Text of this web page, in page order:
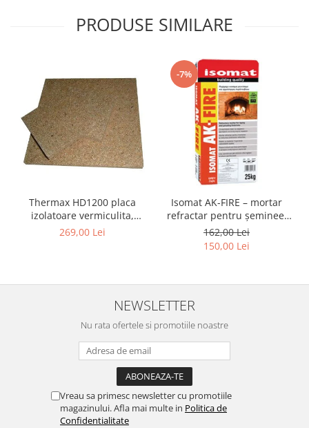
PRODUSE SIMILARE
Thermax HD1200 placa
izolatoare vermiculita,
pentru focare, 500X610X30
269,00 Lei
-7%
Isomat AK-FIRE – mortar
refractar pentru șeminee,
grătare și cuptoare – sac 25
kg
162,00 Lei
150,00 Lei
NEWSLETTER
Nu rata ofertele si promotiile noastre
Vreau sa primesc newsletter cu promotiile
magazinului. Afla mai multe in Politica de
Confidentialitate